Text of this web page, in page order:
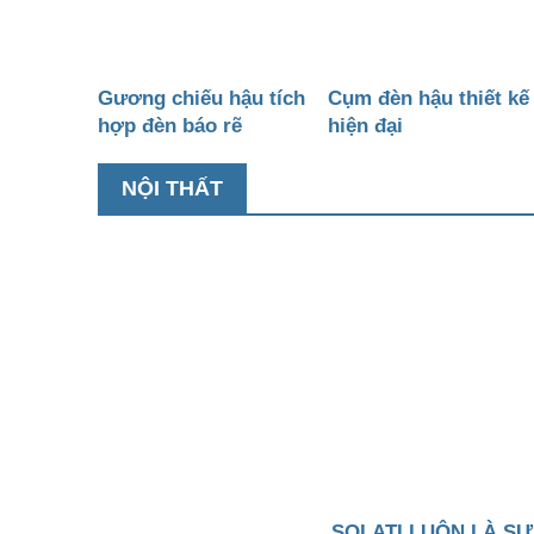
Gương chiếu hậu tích
hợp đèn báo rẽ
Cụm đèn hậu thiết kế
hiện đại
NỘI THẤT